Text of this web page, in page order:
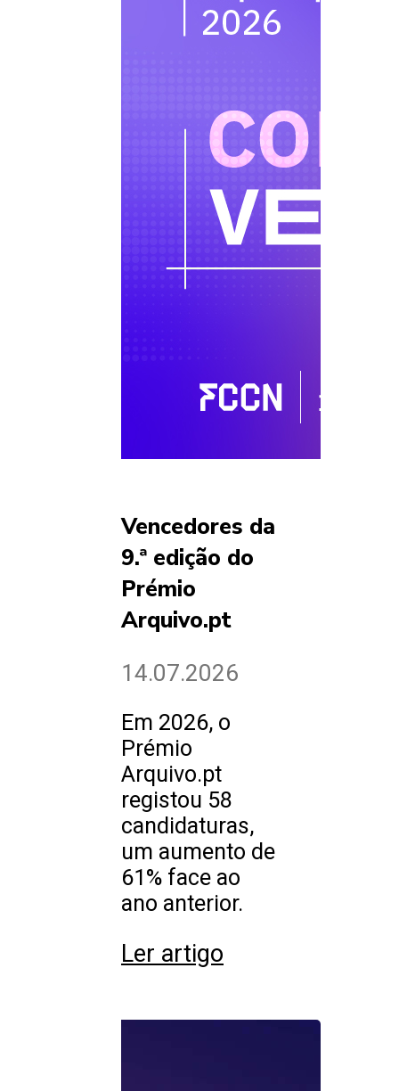
Vencedores da
9.ª edição do
Prémio
Arquivo.pt
14.07.2026
Em 2026, o
Prémio
Arquivo.pt
registou 58
candidaturas,
um aumento de
61% face ao
ano anterior.
Ler artigo